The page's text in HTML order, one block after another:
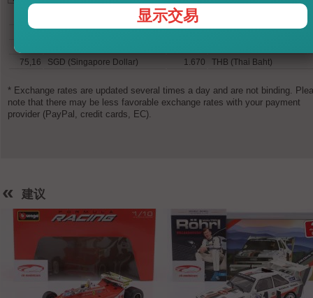
55,25
75,16
SGD (Singapore Dollar) 1.670 THB (Thai Baht)
* Exchange rates are updated several times a day and are not binding.
note that there may be less favorable exchange rates with your payment
provider (PayPal, credit cards, EC).
« 建议
显示交易